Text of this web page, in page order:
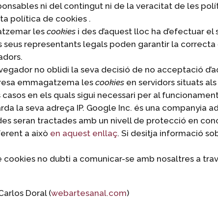
ni del contingut ni de la veracitat de les
política de cookies .
lescookies i des d’aquest lloc ha d’efectuar el
seus representants legals poden garantir la
no oblidi la seva decisió de no acceptació
emmagatzema lescookies en servidors situats
en els quals sigui necessari per al
la seva adreça IP. Google Inc. és una companyia
seran tractades amb un nivell de protecció en
a això en aquest enllaç. Si desitja informació
no dubti a comunicar-se amb nosaltres a
Doral (webartesanal.com)